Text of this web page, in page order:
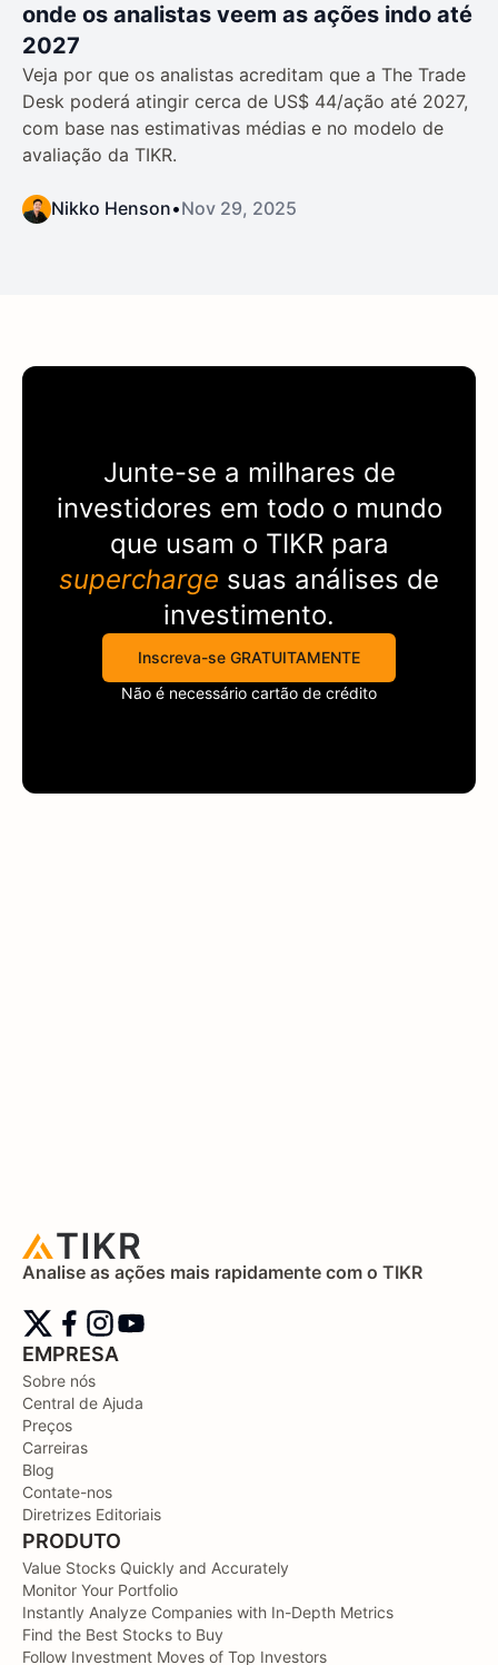
onde os analistas veem as ações indo até
2027
Veja por que os analistas acreditam que a The Trade
Desk poderá atingir cerca de US$ 44/ação até 2027,
com base nas estimativas médias e no modelo de
avaliação da TIKR.
Nikko Henson•Nov 29, 2025
Junte-se a milhares de
investidores em todo o mundo
que usam o TIKRpara
supercharge suas análises de
investimento.
Inscreva-se GRATUITAMENTE
Não é necessário cartão de crédito
Analise as ações mais rapidamente com o TIKR
EMPRESA
Sobre nós
Central de Ajuda
Preços
Carreiras
Blog
Contate-nos
Diretrizes Editoriais
PRODUTO
Value Stocks Quickly and Accurately
Monitor Your Portfolio
Instantly Analyze Companies with In-Depth Metrics
Find the Best Stocks to Buy
Follow Investment Moves of Top Investors